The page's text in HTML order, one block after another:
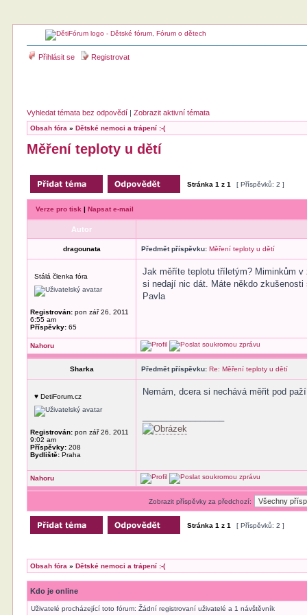
Přihlásit se Registrovat
Vyhledat témata bez odpovědí |Zobrazit aktivní témata
Obsah fóra »Dětské nemoci a trápení :-(
Měření teploty u dětí
Stránka1 z1 [ Příspěvků: 2 ]
Verze pro tisk |Napsat e-mail
Autor
dragounata Předmět příspěvku: Měření teploty u dětí
Stálá členka fóra
Registrován: pon zář 26, 2011
6:55 am
Příspěvky: 65
Jak měříte teplotu tříletým? Miminkům
si nedají nic dát. Máte někdo
Pavla
Nahoru
Sharka Předmět příspěvku: Re: Měření teploty u dětí
♥ DetiForum.cz
Registrován: pon zář 26, 2011
9:02 am
Příspěvky: 208
Bydliště: Praha
Nemám, dcera si nechává měřit pod
Nahoru
Zobrazit příspěvky za předchozí:
Stránka1 z1 [ Příspěvků: 2 ]
Obsah fóra »Dětské nemoci a trápení :-(
Kdo je online
Uživatelé procházející toto fórum: Žádní registrovaní uživatelé a 1 návštěvník